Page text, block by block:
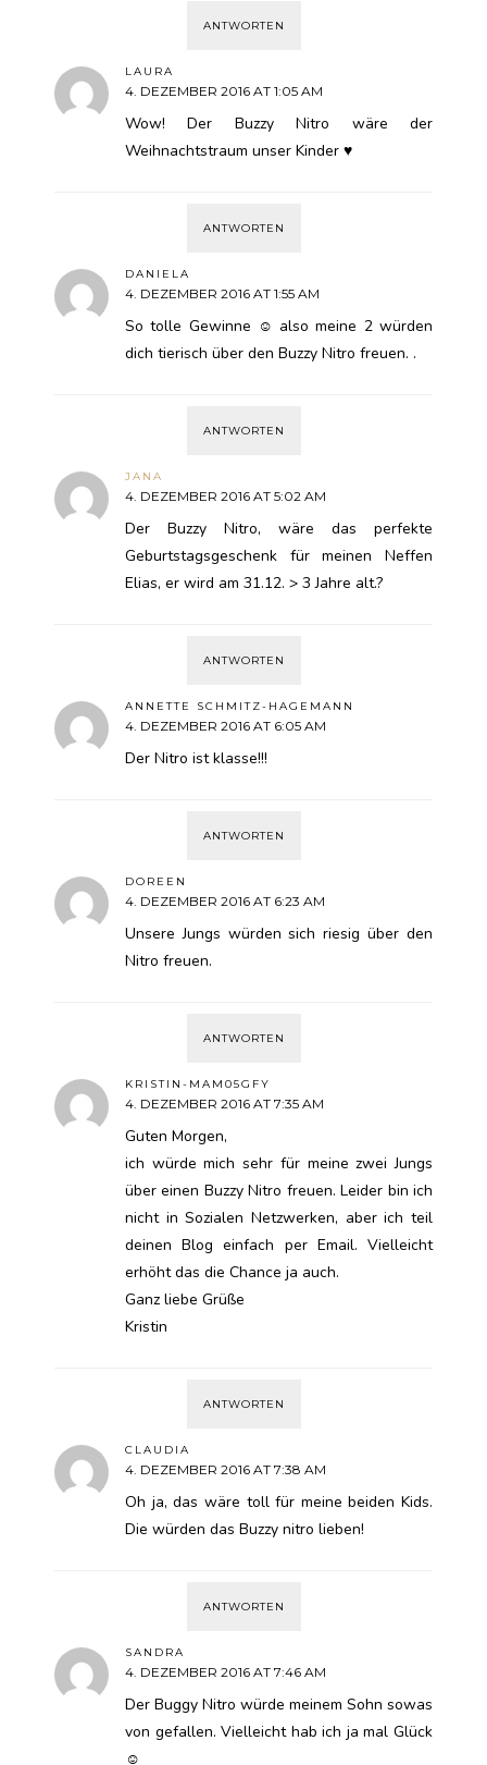
ANTWORTEN
LAURA
4. DEZEMBER 2016 AT 1:05 AM
Wow! Der Buzzy Nitro wäre der
Weihnachtstraum unser Kinder ♥
ANTWORTEN
DANIELA
4. DEZEMBER 2016 AT 1:55 AM
So tolle Gewinne ☺ also meine 2 würden
dich tierisch über den Buzzy Nitro freuen. .
ANTWORTEN
JANA
4. DEZEMBER 2016 AT 5:02 AM
Der Buzzy Nitro, wäre das perfekte
Geburtstagsgeschenk für meinen Neffen
Elias, er wird am 31.12. > 3 Jahre alt.?
ANTWORTEN
ANNETTE SCHMITZ-HAGEMANN
4. DEZEMBER 2016 AT 6:05 AM
Der Nitro ist klasse!!!
ANTWORTEN
DOREEN
4. DEZEMBER 2016 AT 6:23 AM
Unsere Jungs würden sich riesig über den
Nitro freuen.
ANTWORTEN
KRISTIN-MAM05GFY
4. DEZEMBER 2016 AT 7:35 AM
Guten Morgen,
ich würde mich sehr für meine zwei Jungs
über einen Buzzy Nitro freuen. Leider bin ich
nicht in Sozialen Netzwerken, aber ich teil
deinen Blog einfach per Email. Vielleicht
erhöht das die Chance ja auch.
Ganz liebe Grüße
Kristin
ANTWORTEN
CLAUDIA
4. DEZEMBER 2016 AT 7:38 AM
Oh ja, das wäre toll für meine beiden Kids.
Die würden das Buzzy nitro lieben!
ANTWORTEN
SANDRA
4. DEZEMBER 2016 AT 7:46 AM
Der Buggy Nitro würde meinem Sohn sowas
von gefallen. Vielleicht hab ich ja mal Glück
☺